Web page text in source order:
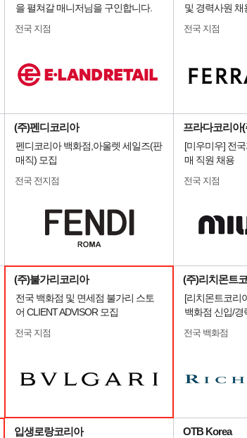
을 펼쳐갈 매니저님을 구인합니다.
전국 지점
및 경력사원 채
전국 지점
(주)펜디코리아
펜디코리아 백화점,아울렛 세일즈(판
매직) 모집
전국 전지점
프라다코리아(
[미우미우] 전
매 직원 채용
전국 지점
(주)불가리코리아
전국 백화점 및 면세점 불가리 스토
어 CLIENT ADVISOR 모집
전국 지점
(주)리치몬트
[리치몬트코리
백화점 신입/경
전국 백화점
입생로랑코리아 OTB Korea